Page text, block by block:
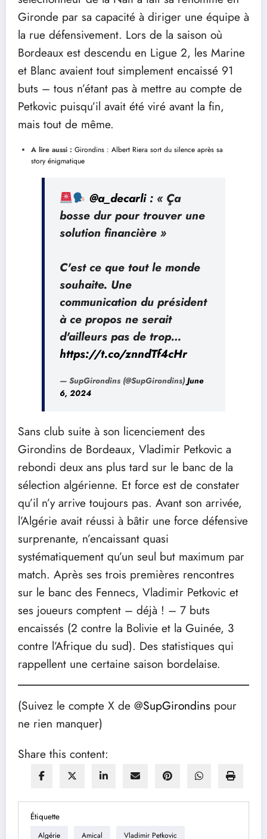
Gironde par sa capacité à diriger une équipe à
la rue défensivement. Lors de la saison où
Bordeaux est descendu en Ligue 2, les Marine
et Blanc avaient tout simplement encaissé 91
buts – tous n’étant pas à mettre au compte de
Petkovic puisqu’il avait été viré avant la fin,
mais tout de même.
A lire aussi : Girondins : Albert Riera sort du silence après sa
story énigmatique
@a_decarli: « Ça
bosse dur pour trouver une
solution financière »
C'est ce que tout le monde
souhaite. Une
communication du président
à ce propos ne serait
d'ailleurs pas de trop…
https://t.co/znndTf4cHr
— SupGirondins (@SupGirondins) June
6, 2024
Sans club suite à son licenciement des
Girondins de Bordeaux, Vladimir Petkovic a
rebondi deux ans plus tard sur le banc de la
sélection algérienne. Et force est de constater
qu’il n’y arrive toujours pas. Avant son arrivée,
l’Algérie avait réussi à bâtir une force défensive
surprenante, n’encaissant quasi
systématiquement qu’un seul but maximum par
match. Après ses trois premières rencontres
sur le banc des Fennecs, Vladimir Petkovic et
ses joueurs comptent – déjà ! – 7 buts
encaissés (2 contre la Bolivie et la Guinée, 3
contre l’Afrique du sud). Des statistiques qui
rappellent une certaine saison bordelaise.
(Suivez le compte X de @SupGirondins pour
ne rien manquer)
Share this content:
Étiquette
Algérie Amical Vladimir Petkovic